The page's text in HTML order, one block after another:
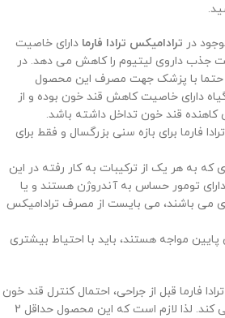
در ترادامیکس ترادا فارما دارای خاصیت
جذب داروی لیتیوم را کاهش می دهد. در
حتما با پزشک جهت مصرف این محصول
دارای خاصیت کاهش قند خون بوده و از
کاهنده قند خون تداخل داشته باشد.
فارما برای بازه سنی بزرگسال و فقط برای
که به هر یک از ترکیبات به کار رفته در این
تومور حساس به آندروژن هستند و یا
می باشند، می بایست از مصرف ترادامیکس
مواجه هستند، باید با احتیاط بیشتری
فارما قبل از جراحی، احتمال کنترل قند خون
در حین جراحی کاهش پیدا می کند. لذا لازم است که این محصول حداقل 2